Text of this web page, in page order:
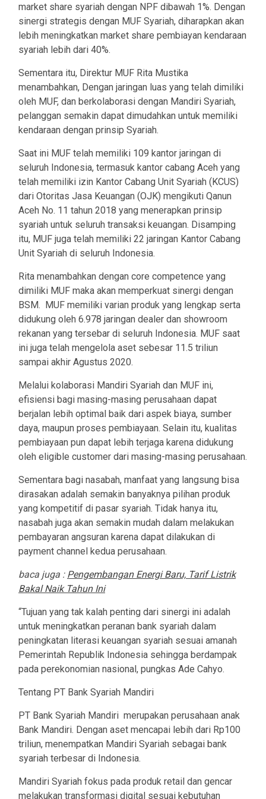
market share syariah dengan NPF dibawah 1%. Dengan
sinergi strategis dengan MUF Syariah, diharapkan akan
lebih meningkatkan market share pembiayan kendaraan
syariah lebih dari 40%.
Sementara itu, Direktur MUF Rita Mustika
menambahkan, Dengan jaringan luas yang telah dimiliki
oleh MUF, dan berkolaborasi dengan Mandiri Syariah,
pelanggan semakin dapat dimudahkan untuk memiliki
kendaraan dengan prinsip Syariah.
Saat ini MUF telah memiliki 109 kantor jaringan di
seluruh Indonesia, termasuk kantor cabang Aceh yang
telah memiliki izin Kantor Cabang Unit Syariah (KCUS)
dari Otoritas Jasa Keuangan (OJK) mengikuti Qanun
Aceh No. 11 tahun 2018 yang menerapkan prinsip
syariah untuk seluruh transaksi keuangan. Disamping
itu, MUF juga telah memiliki 22 jaringan Kantor Cabang
Unit Syariah di seluruh Indonesia.
Rita menambahkan dengan core competence yang
dimiliki MUF maka akan memperkuat sinergi dengan
BSM. MUF memiliki varian produk yang lengkap serta
didukung oleh 6.978 jaringan dealer dan showroom
rekanan yang tersebar di seluruh Indonesia. MUF saat
ini juga telah mengelola aset sebesar 11.5 triliun
sampai akhir Agustus 2020.
Melalui kolaborasi Mandiri Syariah dan MUF ini,
efisiensi bagi masing-masing perusahaan dapat
berjalan lebih optimal baik dari aspek biaya, sumber
daya, maupun proses pembiayaan. Selain itu, kualitas
pembiayaan pun dapat lebih terjaga karena didukung
oleh eligible customer dari masing-masing perusahaan.
Sementara bagi nasabah, manfaat yang langsung bisa
dirasakan adalah semakin banyaknya pilihan produk
yang kompetitif di pasar syariah. Tidak hanya itu,
nasabah juga akan semakin mudah dalam melakukan
pembayaran angsuran karena dapat dilakukan di
payment channel kedua perusahaan.
baca juga : Pengembangan Energi Baru, Tarif Listrik
Bakal Naik Tahun Ini
“Tujuan yang tak kalah penting dari sinergi ini adalah
untuk meningkatkan peranan bank syariah dalam
peningkatan literasi keuangan syariah sesuai amanah
Pemerintah Republik Indonesia sehingga berdampak
pada perekonomian nasional, pungkas Ade Cahyo.
Tentang PT Bank Syariah Mandiri
PT Bank Syariah Mandiri merupakan perusahaan anak
Bank Mandiri. Dengan aset mencapai lebih dari Rp100
triliun, menempatkan Mandiri Syariah sebagai bank
syariah terbesar di Indonesia.
Mandiri Syariah fokus pada produk retail dan gencar
melakukan transformasi digital sesuai kebutuhan